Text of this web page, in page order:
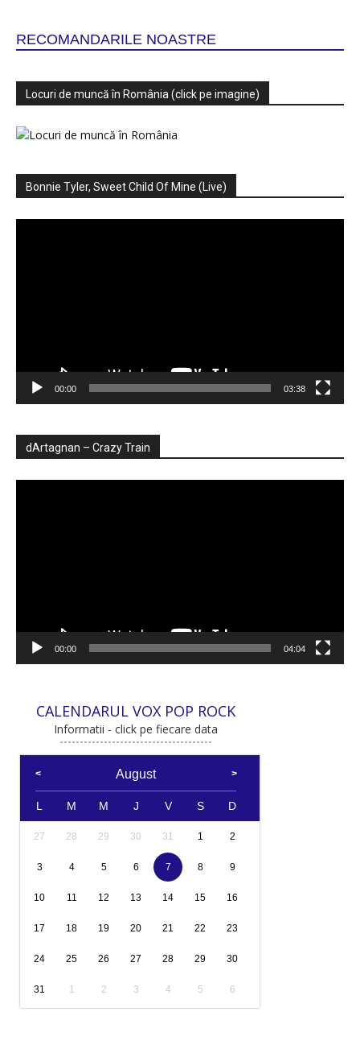
RECOMANDARILE NOASTRE
Locuri de muncă în România (click pe imagine)
Bonnie Tyler, Sweet Child Of Mine (Live)
00:00 03:38
dArtagnan – Crazy Train
00:00 04:04
CALENDARUL VOX POP ROCK
Informatii - click pe fiecare data
August
L M M J V S D
27 28 29 30 31 1 2
3 4 5 6 7 8 9
10 11 12 13 14 15 16
17 18 19 20 21 22 23
24 25 26 27 28 29 30
31 1 2 3 4 5 6